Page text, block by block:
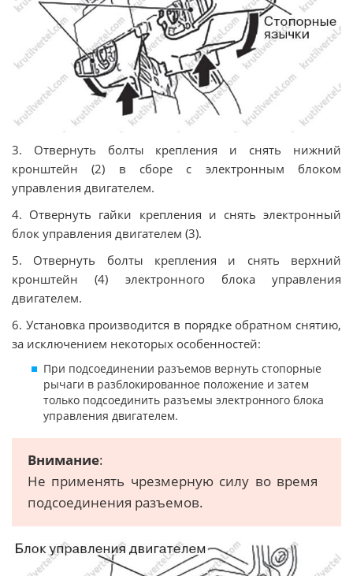
3. Отвернуть болты крепления и снять нижний
кронштейн (2) в сборе с электронным блоком
управления двигателем.
4. Отвернуть гайки крепления и снять электронный
блок управления двигателем (3).
5. Отвернуть болты крепления и снять верхний
кронштейн (4) электронного блока управления
двигателем.
6. Установка производится в порядке обратном снятию,
за исключением некоторых особенностей:
При подсоединении разъемов вернуть стопорные
рычаги в разблокированное положение и затем
только подсоединить разъемы электронного блока
управления двигателем.
Внимание:
Не применять чрезмерную силу во время
подсоединения разъемов.